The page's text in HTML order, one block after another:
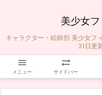
美少女
キャラクター・絵師別 美少女フ
31日更

メニュー

サイドバー